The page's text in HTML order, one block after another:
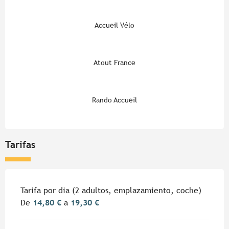
Accueil Vélo
Atout France
Rando Accueil
Tarifas
Tarifas 2026
Tarifa por dia (2 adultos, emplazamiento, coche)
De 14,80 € a 19,30 €